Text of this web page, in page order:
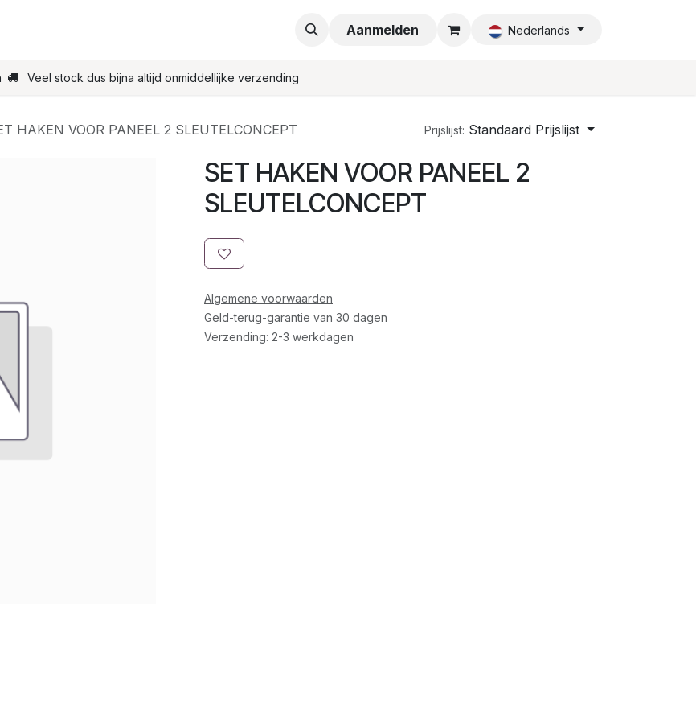
Startpagina Aanmelden Nederlands
Veel stock dus bijna altijd onmiddellijke verzending
HAKEN VOOR PANEEL 2 SLEUTELCONCEPT Prijslijst: Standaard Prijslijst
SET HAKEN VOOR PANEEL 2
SLEUTELCONCEPT
Algemene voorwaarden
Geld-terug-garantie van 30 dagen
Verzending: 2-3 werkdagen